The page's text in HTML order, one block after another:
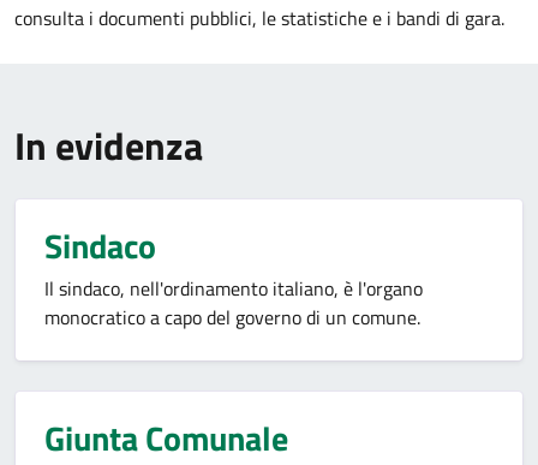
consulta i documenti pubblici, le statistiche e i bandi di gara.
In evidenza
Sindaco
Il sindaco, nell'ordinamento italiano, è l'organo
monocratico a capo del governo di un comune.
Giunta Comunale